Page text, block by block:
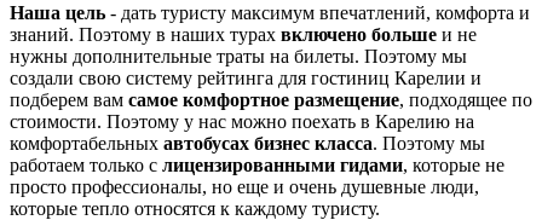
Наша цель - дать туристу максимум впечатлений, комфорта и
знаний. Поэтому в наших турах включено больше и не
нужны дополнительные траты на билеты. Поэтому мы
создали свою систему рейтинга для гостиниц Карелии и
подберем вам самое комфортное размещение, подходящее по
стоимости. Поэтому у нас можно поехать в Карелию на
комфортабельных автобусах бизнес класса. Поэтому мы
работаем только с лицензированными гидами, которые не
просто профессионалы, но еще и очень душевные люди,
которые тепло относятся к каждому туристу.